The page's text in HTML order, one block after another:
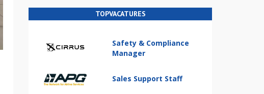
TOPVACATURES
Safety & Compliance
Manager
Sales Support Staff